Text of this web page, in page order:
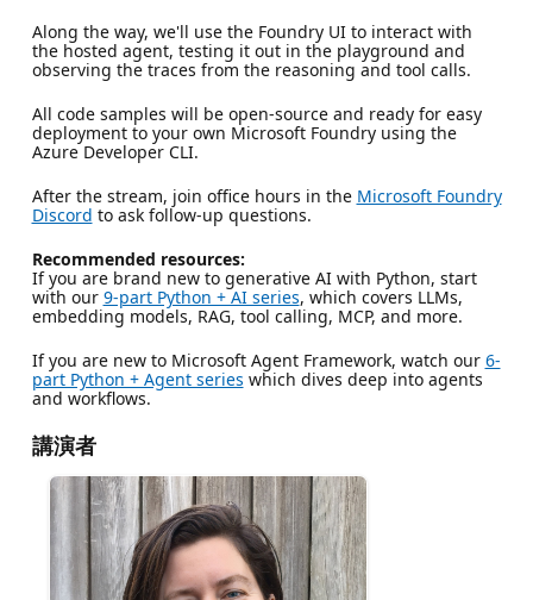
Along the way, we'll use the Foundry UI to interact with
the hosted agent, testing it out in the playground and
observing the traces from the reasoning and tool calls.
All code samples will be open-source and ready for easy
deployment to your own Microsoft Foundry using the
Azure Developer CLI.
After the stream, join office hours in the Microsoft Foundry
Discord to ask follow-up questions.
Recommended resources:
If you are brand new to generative AI with Python, start
with our 9-part Python + AI series, which covers LLMs,
embedding models, RAG, tool calling, MCP, and more.
If you are new to Microsoft Agent Framework, watch our 6-
part Python + Agent series which dives deep into agents
and workflows.
講演者